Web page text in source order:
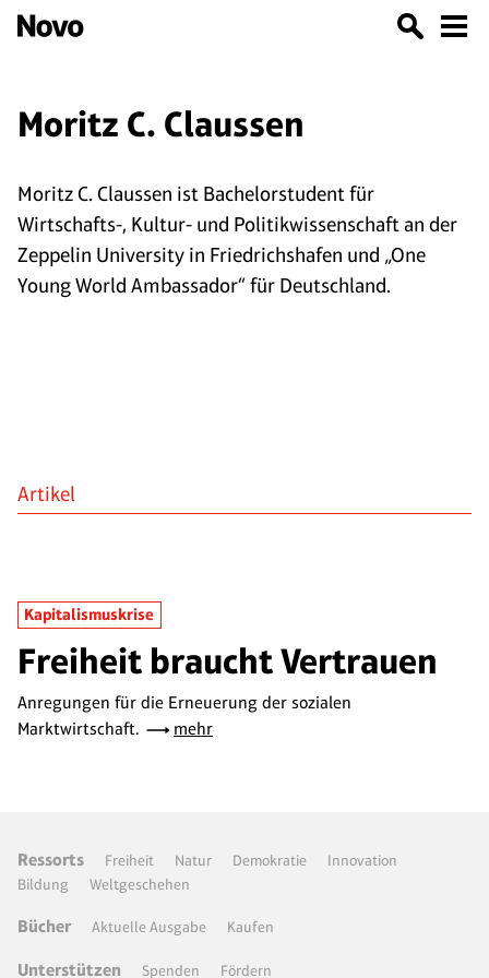
Moritz C. Claussen
Moritz C. Claussen ist Bachelorstudent für
Wirtschafts-, Kultur- und Politikwissenschaft an der
Zeppelin University in Friedrichshafen und „One
Young World Ambassador“ für Deutschland.
Artikel
Kapitalismuskrise
Freiheit braucht Vertrauen
Anregungen für die Erneuerung der sozialen
Marktwirtschaft.
mehr
Ressorts Freiheit Natur Demokratie
Innovation
Bildung
Weltgeschehen
Bücher Aktuelle Ausgabe Kaufen
Unterstützen Spenden Fördern